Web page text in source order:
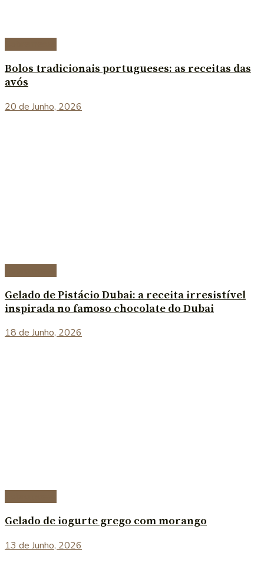
Bolos tradicionais portugueses: as receitas das
avós
20 de Junho, 2026
Gelado de Pistácio Dubai: a receita irresistível
inspirada no famoso chocolate do Dubai
18 de Junho, 2026
Gelado de iogurte grego com morango
13 de Junho, 2026